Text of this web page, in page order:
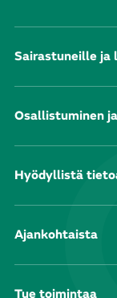
Sairastuneille ja
Osallistuminen
Hyödyllistä
Ajankohtaista
Tue toimintaa